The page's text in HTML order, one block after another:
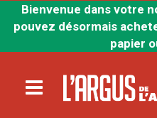
Bienvenue dans votre
pouvez désormais
papier